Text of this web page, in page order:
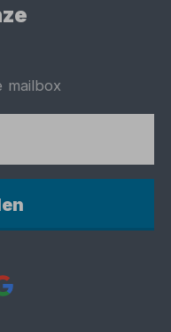
mailbox